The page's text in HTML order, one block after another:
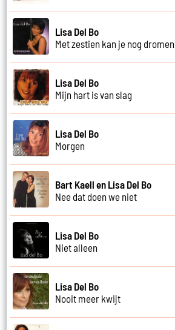
Lisa Del Bo
Met zestien kan je nog dromen
Lisa Del Bo
Mijn hart is van slag
Lisa Del Bo
Morgen
Bart Kaell en Lisa Del Bo
Nee dat doen we niet
Lisa Del Bo
Niet alleen
Lisa Del Bo
Nooit meer kwijt